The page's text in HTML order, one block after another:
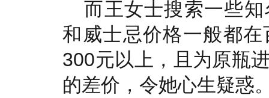
而王女士搜索一些
和威士忌价格一般都
300元以上，且为原瓶
的差价，令她心生疑惑